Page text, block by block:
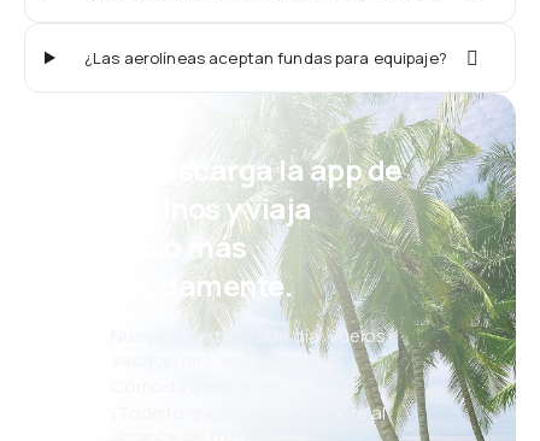
¿Las aerolíneas aceptan fundas para equipaje?
¡Eh! Descarga la app de
eDestinos y viaja
incluso más
cómodamente.
Nuevas ofertas cada día: vuelos,
vacaciones, escapadas
Cómoda gestión de reservas
¡Todo lo que importa, siempre al